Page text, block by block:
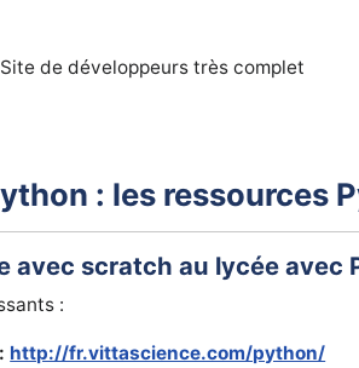
de développeurs très complet
: les ressources
avec scratch au lycée avec
:
http://fr.vittascience.com/python/